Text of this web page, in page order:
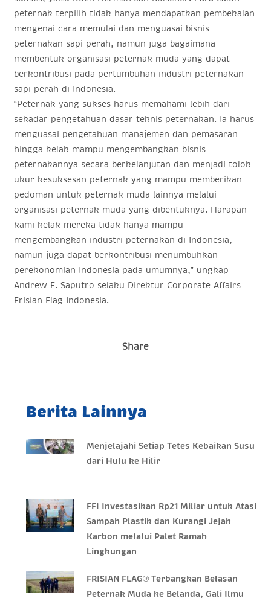
peternak terpilih tidak hanya mendapatkan pembekalan
mengenai cara memulai dan menguasai bisnis
peternakan sapi perah, namun juga bagaimana
membentuk organisasi peternak muda yang dapat
berkontribusi pada pertumbuhan industri peternakan
sapi perah di Indonesia.
“Peternak yang sukses harus memahami lebih dari
sekadar pengetahuan dasar teknis peternakan. Ia harus
menguasai pengetahuan manajemen dan pemasaran
hingga kelak mampu mengembangkan bisnis
peternakannya secara berkelanjutan dan menjadi tolok
ukur kesuksesan peternak yang mampu memberikan
pedoman untuk peternak muda lainnya melalui
organisasi peternak muda yang dibentuknya. Harapan
kami kelak mereka tidak hanya mampu
mengembangkan industri peternakan di Indonesia,
namun juga dapat berkontribusi menumbuhkan
perekonomian Indonesia pada umumnya,” ungkap
Andrew F. Saputro selaku Direktur Corporate Affairs
Frisian Flag Indonesia.
Share
Berita Lainnya
Menjelajahi Setiap Tetes Kebaikan Susu
dari Hulu ke Hilir
FFI Investasikan Rp21 Miliar untuk Atasi
Sampah Plastik dan Kurangi Jejak
Karbon melalui Palet Ramah
Lingkungan
FRISIAN FLAG® Terbangkan Belasan
Peternak Muda ke Belanda, Gali Ilmu